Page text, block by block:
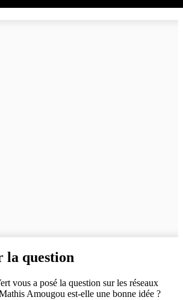
la question
vous a posé la question sur les réseaux
Amougou est-elle une bonne idée ?